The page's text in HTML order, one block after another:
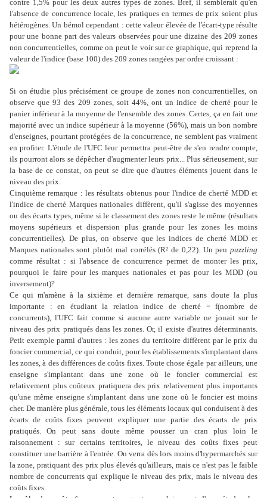
contre 1,5% pour les deux autres types de zones. Bref, il semblerait qu'en
l'absence de concurrence locale, les pratiques en termes de prix soient plus
hétérogènes. Un bémol cependant : cette valeur élevée de l'écart-type résulte
pour une bonne part des valeurs observées pour une dizaine des 209 zones
non concurrentielles, comme on peut le voir sur ce graphique, qui reprend la
valeur de l'indice (base 100) des 209 zones rangées par ordre croissant :
Si on étudie plus précisément ce groupe de zones non concurrentielles, on
observe que 93 des 209 zones, soit 44%, ont un indice de cherté pour le
panier inférieur à la moyenne de l'ensemble des zones. Certes, ça en fait une
majorité avec un indice supérieur à la moyenne (56%), mais un bon nombre
d'enseignes, pourtant protégées de la concurrence, ne semblent pas vraiment
en profiter. L'étude de l'UFC leur permettra peut-être de s'en rendre compte,
ils pourront alors se dépêcher d'augmenter leurs prix... Plus sérieusement, sur
la base de ce constat, on peut se dire que d'autres éléments jouent dans le
niveau des prix.
Cinquième remarque : les résultats obtenus pour l'indice de cherté MDD et
l'indice de cherté Marques nationales diffèrent, qu'il s'agisse des moyennes
ou des écarts types, même si le classement des zones reste le même (résultats
moyens supérieurs et dispersion plus grande pour les zones les moins
concurrentielles). De plus, on observe que les indices de cherté MDD et
Marques nationales sont plutôt mal corrélés (R² de 0,22). Un peu puzzling
comme résultat : si l'absence de concurrence permet de monter les prix,
pourquoi le faire pour les marques nationales et pas pour les MDD (ou
inversement)?
Ce qui m'amène à la sixième et dernière remarque, sans doute la plus
importante : en étudiant la relation indice de cherté = f(nombre de
concurrents), l'UFC fait comme si aucune autre variable ne jouait sur le
niveau des prix pratiqués dans les zones. Or, il existe d'autres déterminants.
Petit exemple parmi d'autres : les zones du territoire diffèrent par le prix du
foncier commercial, ce qui conduit, pour les établissements s'implantant dans
les zones, à des différences de coûts fixes. Toute chose égale par ailleurs, une
enseigne s'implantant dans une zone où le foncier commercial est
relativement plus coûteux pratiquera des prix relativement plus importants
qu'une même enseigne s'implantant dans une zone où le foncier est moins
cher. De manière plus générale, tous les éléments locaux qui conduisent à des
écarts de coûts fixes peuvent expliquer une partie des écarts de prix
pratiqués. On peut sans doute même pousser un cran plus loin le
raisonnement : sur certains territoires, le niveau des coûts fixes peut
constituer une barrière à l'entrée. On verra dès lors moins d'hypermarchés sur
la zone, pratiquant des prix plus élevés qu'ailleurs, mais ce n'est pas le faible
nombre de concurrents qui explique le niveau des prix, mais le niveau des
coûts fixes.